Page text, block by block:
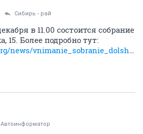
Сибирь - рай
в 11.00 состоится собрание
15. Более подробно тут:
news/
Автоинформатор